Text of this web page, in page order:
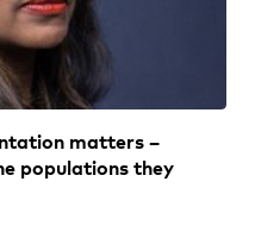
matters ­–
populations they